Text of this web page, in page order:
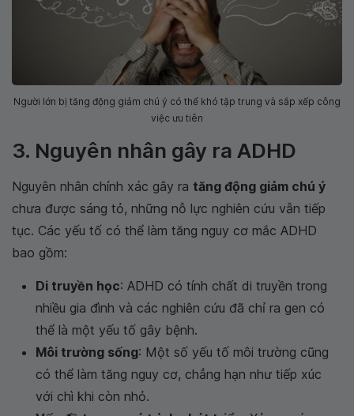
Người lớn bị tăng động giảm chú ý có thể khó tập trung và sắp xếp công
việc ưu tiên
3. Nguyên nhân gây ra ADHD
Nguyên nhân chính xác gây ra tăng động giảm chú ý
chưa được sáng tỏ, những nỗ lực nghiên cứu vẫn tiếp
tục. Các yếu tố có thể làm tăng nguy cơ mắc ADHD
bao gồm:
Di truyền học: ADHD có tính chất di truyền trong
nhiều gia đình và các nghiên cứu đã chỉ ra gen có
thể là một yếu tố gây bệnh.
Môi trường sống: Một số yếu tố môi trường cũng
có thể làm tăng nguy cơ, chẳng hạn như tiếp xúc
với chì khi còn nhỏ.